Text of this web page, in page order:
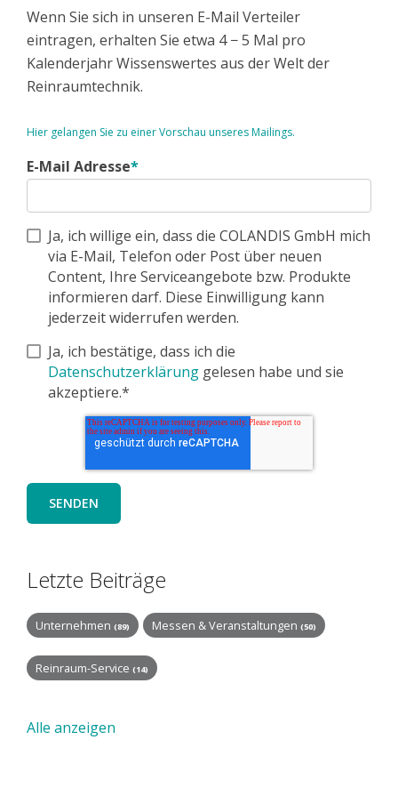
Wenn Sie sich in unseren E-Mail Verteiler
eintragen, erhalten Sie etwa 4 − 5 Mal pro
Kalenderjahr Wissenswertes aus der Welt der
Reinraumtechnik.
Hier gelangen Sie zu einer Vorschau unseres Mailings.
E-Mail Adresse*
Ja, ich willige ein, dass die COLANDIS GmbH mich
via E-Mail, Telefon oder Post über neuen
Content, Ihre Serviceangebote bzw. Produkte
informieren darf. Diese Einwilligung kann
jederzeit widerrufen werden.
Ja, ich bestätige, dass ich die
Datenschutzerklärung gelesen habe und sie
akzeptiere.*
Letzte Beiträge
Unternehmen (89) Messen & Veranstaltungen (50)
Reinraum-Service (14)
Alle anzeigen